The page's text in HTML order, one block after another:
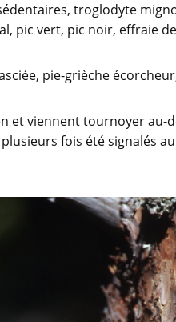
troglodyte
pic vert, pic noir, effraie
pie-grièche
viennent tournoyer au-
fois été signalés